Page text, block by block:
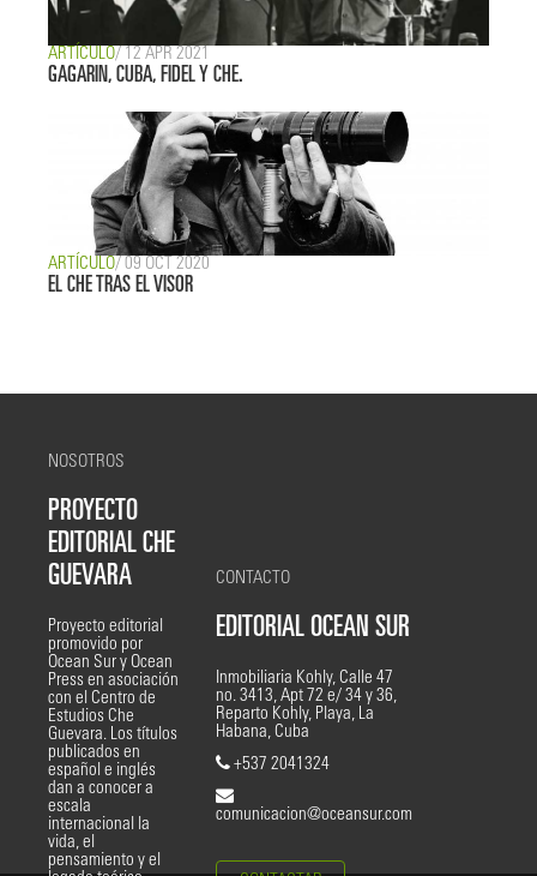
ARTÍCULO/ 12 APR 2021
GAGARIN, CUBA, FIDEL Y CHE.
ARTÍCULO/ 09 OCT 2020
EL CHE TRAS EL VISOR
NOSOTROS
PROYECTO
EDITORIAL CHE
GUEVARA
Proyecto editorial
promovido por
Ocean Sur y Ocean
Press en asociación
con el Centro de
Estudios Che
Guevara. Los títulos
publicados en
español e inglés
dan a conocer a
escala
internacional la
vida, el
pensamiento y el
CONTACTO
EDITORIAL OCEAN SUR
Inmobiliaria Kohly, Calle 47
no. 3413, Apt 72 e/ 34 y 36,
Reparto Kohly, Playa, La
Habana, Cuba
+537 2041324
comunicacion@oceansur.com